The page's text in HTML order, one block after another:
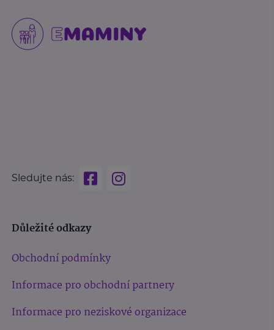
Sledujte nás:
Důležité odkazy
Obchodní podmínky
Informace pro obchodní partnery
Informace pro neziskové organizace